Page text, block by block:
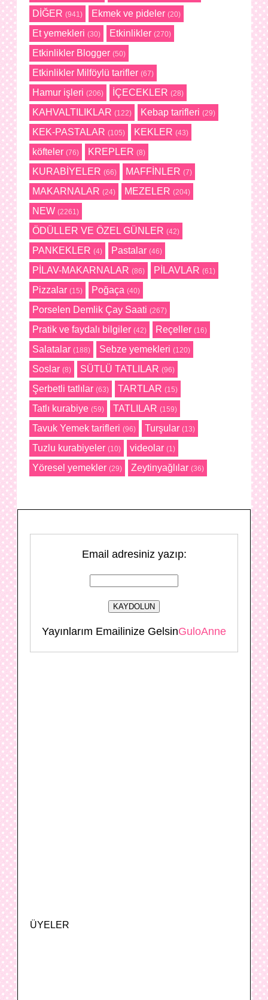
DİĞER (941) Ekmek ve pideler (20)
Et yemekleri (30) Etkinlikler (270)
Etkinlikler Blogger (50)
Etkinlikler Milföylü tarifler (67)
Hamur işleri (206) İÇECEKLER (28)
KAHVALTILIKLAR (122) Kebap tarifleri (29)
KEK-PASTALAR (105) KEKLER (43)
köfteler (76) KREPLER (8)
KURABİYELER (66) MAFFİNLER (7)
MAKARNALAR (24) MEZELER (204)
NEW (2261)
ÖDÜLLER VE ÖZEL GÜNLER (42)
PANKEKLER (4) Pastalar (46)
PİLAV-MAKARNALAR (86) PİLAVLAR (61)
Pizzalar (15) Poğaça (40)
Porselen Demlik Çay Saati (267)
Pratik ve faydalı bilgiler (42) Reçeller (16)
Salatalar (188) Sebze yemekleri (120)
Soslar (8) SÜTLÜ TATLILAR (96)
Şerbetli tatlılar (63) TARTLAR (15)
Tatlı kurabiye (59) TATLILAR (159)
Tavuk Yemek tarifleri (96) Turşular (13)
Tuzlu kurabiyeler (10) videolar (1)
Yöresel yemekler (29) Zeytinyağlılar (36)
Email adresiniz yazıp:
Yayınlarım Emailinize GelsinGuloAnne
ÜYELER